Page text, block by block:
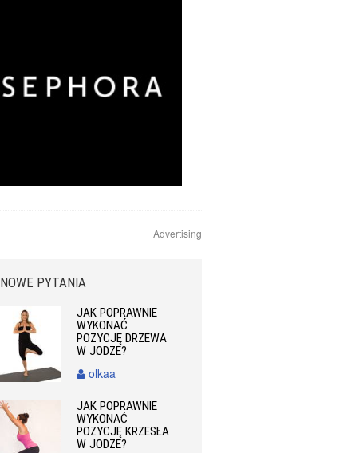
Advertising
NOWE PYTANIA
JAK POPRAWNIE
WYKONAĆ
POZYCJĘ DRZEWA
W JODZE?
olkaa
JAK POPRAWNIE
WYKONAĆ
POZYCJĘ KRZESŁA
W JODZE?